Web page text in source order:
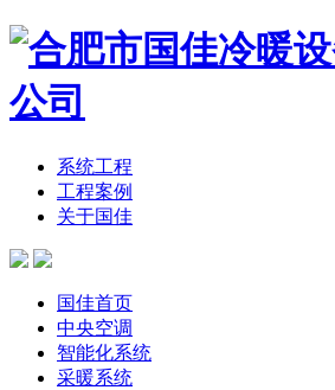
系统工程
工程案例
关于国佳
国佳首页
中央空调
智能化系统
采暖系统